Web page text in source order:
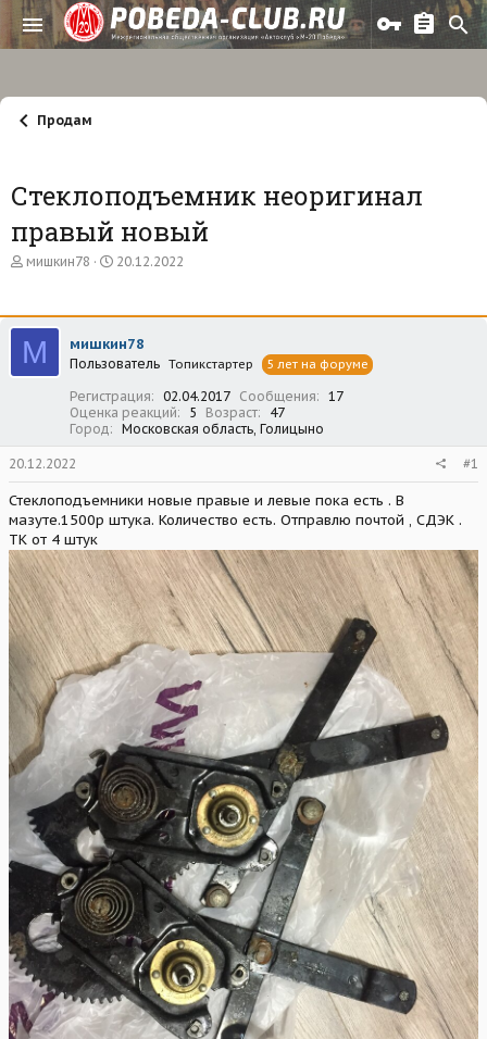
Продам
Стеклоподъемник неоригинал
правый новый
А
о
р
т
е
мишкин78
Д
а
а
ч
л
а
20.12.2022
М мишкин78
Пользователь Топикстартер 5 лет на форуме
Регистрация 02.04.2017 Сообщения
17
Оценка реакций
5 Возраст
47
Город
Московская область, Голицыно
20.12.2022 #1
Стеклоподъемники новые правые и левые пока есть . В
мазуте.1500р штука. Количество есть. Отправлю почтой , СДЭК .
ТК от 4 штук